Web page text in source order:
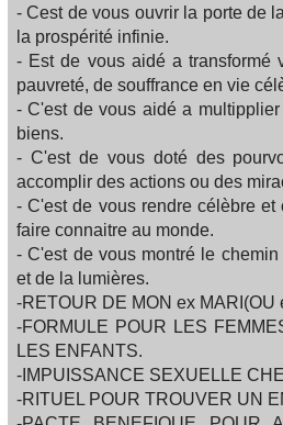
- Cest de vous ouvrir la porte de
la prospérité infinie.
- Est de vous aidé a transformé
pauvreté, de souffrance en vie
- C'est de vous aidé a
biens.
- C'est de vous doté des
accomplir des actions ou des
- C'est de vous rendre célèbre
faire connaitre au monde.
- C'est de vous montré le
et de la lumières.
-RETOUR DE MON ex MARI(OU
-FORMULE POUR LES
LES ENFANTS.
-IMPUISSANCE SEXUELLE
-RITUEL POUR TROUVER UN